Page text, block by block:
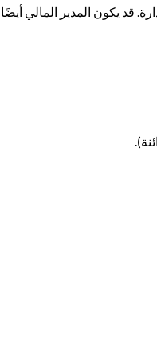
قد يكون المدير